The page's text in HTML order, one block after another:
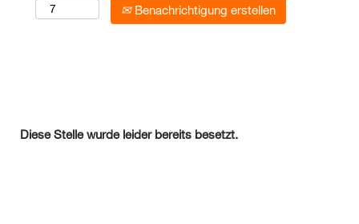
Benachrichtigung erstellen
Diese Stelle wurde leider bereits besetzt.